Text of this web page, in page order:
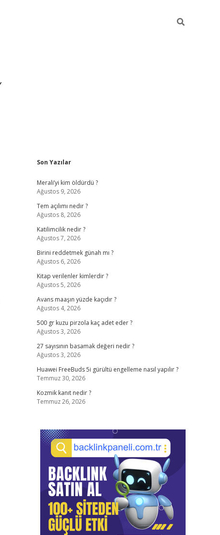
Sidebar
Son Yazılar
Merali’yi kim öldürdü ?
Ağustos 9, 2026
Tem açılımı nedir ?
Ağustos 8, 2026
Katilimcilik nedir ?
Ağustos 7, 2026
Birini reddetmek günah mı ?
Ağustos 6, 2026
Kitap verilenler kimlerdir ?
Ağustos 5, 2026
Avans maaşın yüzde kaçıdır ?
Ağustos 4, 2026
500 gr kuzu pirzola kaç adet eder ?
Ağustos 3, 2026
27 sayısının basamak değeri nedir ?
Ağustos 3, 2026
Huawei FreeBuds 5i gürültü engelleme nasıl yapılır ?
Temmuz 30, 2026
Kozmik kanıt nedir ?
Temmuz 26, 2026
ilbet giriş